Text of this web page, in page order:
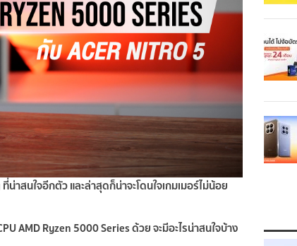
สนใจอีกตัว และล่าสุดก็น่าจะโดนใจเกมเมอร์ไม่น้อย
AMD Ryzen 5000 Series ด้วย จะมีอะไรน่าสนใจบ้าง